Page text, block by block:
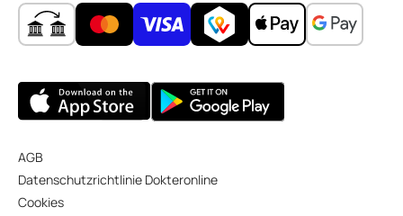
AGB
Datenschutzrichtlinie Dokteronline
Cookies